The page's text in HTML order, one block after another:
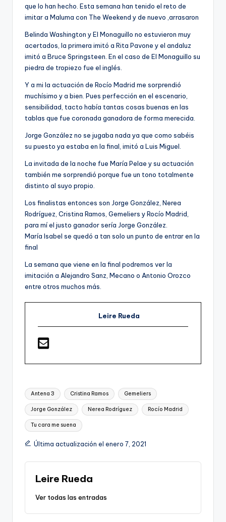
que lo han hecho. Esta semana han tenido el reto de
imitar a Maluma con The Weekend y de nuevo ,arrasaron
Belinda Washington y El Monaguillo no estuvieron muy
acertados, la primera imitó a Rita Pavone y el andaluz
imitó a Bruce Springsteen. En el caso de El Monaguillo su
piedra de tropiezo fue el inglés.
Y a mi la actuación de Rocío Madrid me sorprendió
muchísimo y a bien. Pues perfección en el escenario,
sensibilidad, tacto había tantas cosas buenas en las
tablas que fue coronada ganadora de forma merecida.
Jorge González no se jugaba nada ya que como sabéis
su puesto ya estaba en la final, imitó a Luis Miguel.
La invitada de la noche fue María Pelae y su actuación
también me sorprendió porque fue un tono totalmente
distinto al suyo propio.
Los finalistas entonces son Jorge González, Nerea
Rodríguez, Cristina Ramos, Gemeliers y Rocío Madrid,
para mí el justo ganador sería Jorge González.
María Isabel se quedó a tan solo un punto de entrar en la
final
La semana que viene en la final podremos ver la
imitación a Alejandro Sanz, Mecano o Antonio Orozco
entre otros muchos más.
Leire Rueda
Etiquetas:
Antena 3 Cristina Ramos Gemeliers
Jorge González Nerea Rodríguez Rocío Madrid
Tu cara me suena
Última actualización el enero 7, 2021
Leire Rueda
Ver todas las entradas